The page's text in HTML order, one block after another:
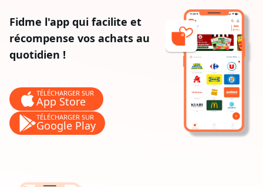
Fidme l'app qui facilite et
récompense vos achats au
quotidien !
TÉLÉCHARGER SUR
App Store
TÉLÉCHARGER SUR
Google Play